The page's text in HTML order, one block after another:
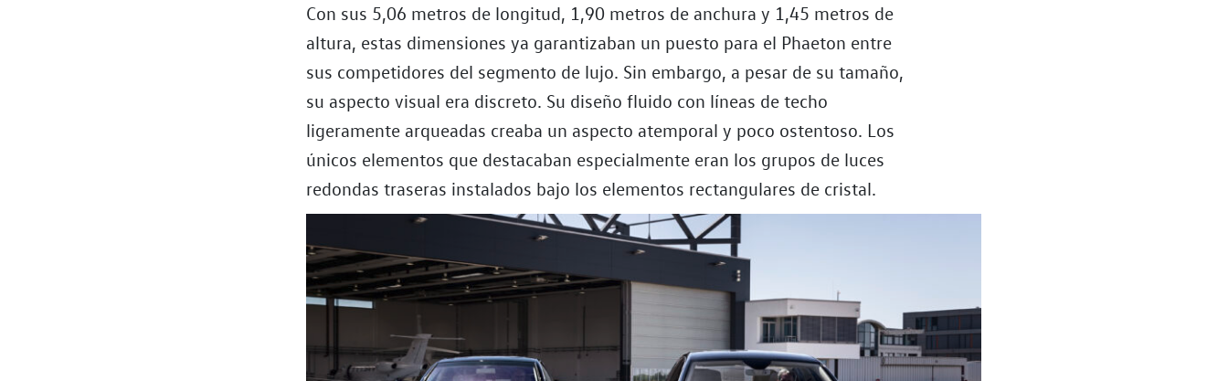
Con sus 5,06 metros de longitud, 1,90 metros de anchura y 1,45 metros de
altura, estas dimensiones ya garantizaban un puesto para el Phaeton entre
sus competidores del segmento de lujo. Sin embargo, a pesar de su tamaño,
su aspecto visual era discreto. Su diseño fluido con líneas de techo
ligeramente arqueadas creaba un aspecto atemporal y poco ostentoso. Los
únicos elementos que destacaban especialmente eran los grupos de luces
redondas traseras instalados bajo los elementos rectangulares de cristal.